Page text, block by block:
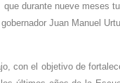
durante nueve meses
Juan Manuel
con el objetivo de